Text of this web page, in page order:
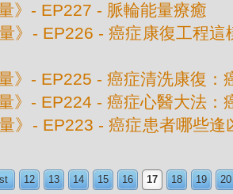
》- EP227 - 脈輪能量療癒
量》- EP226 - 癌症康復工程
》- EP225 - 癌症清洗康復：
》- EP224 - 癌症心醫大法：
量》- EP223 - 癌症患者哪些
12 13 14 15 16 17 18 19 20